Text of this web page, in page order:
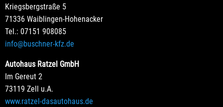
Kriegsbergstraße 5
71336 Waiblingen-Hohenacker
Tel.: 07151 908085
info@buschner-kfz.de
Autohaus Ratzel GmbH
Im Gereut 2
73119 Zell u.A.
www.ratzel-dasautohaus.de